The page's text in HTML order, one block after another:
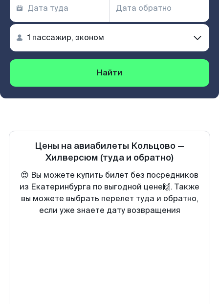
Найти
Цены на авиабилеты Кольцово —
Хилверсюм (туда и обратно)
😍 Вы можете купить билет без посредников
из Екатеринбурга по выгодной цене🙌. Также
вы можете выбрать перелет туда и обратно,
если уже знаете дату возвращения